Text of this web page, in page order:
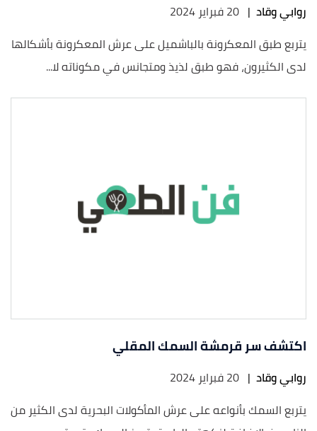
روابي وقاد | 20 فبراير 2024
يتربع طبق المعكرونة بالباشميل على عرش المعكرونة بأشكالها
لدى الكثيرون، فهو طبق لذيذ ومتجانس في مكوناته لا...
اكتشف سر قرمشة السمك المقلي
روابي وقاد | 20 فبراير 2024
يتربع السمك بأنواعه على عرش المأكولات البحرية لدى الكثير من